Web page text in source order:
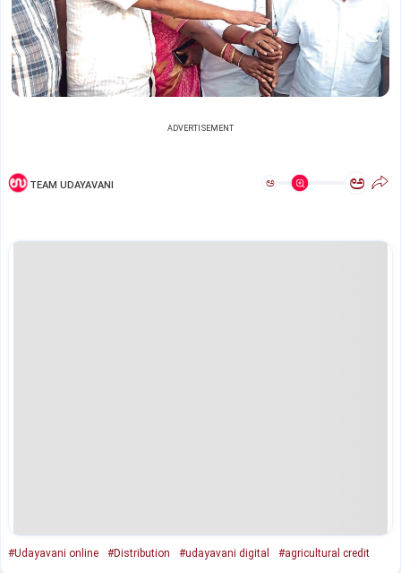
ADVERTISEMENT
TEAM UDAYAVANI ಅ ಅ
#Udayavani online #Distribution #udayavani digital #agricultural credit